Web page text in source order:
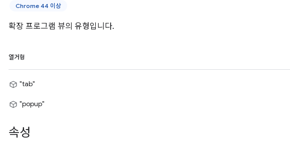
Chrome 44 이상
확장 프로그램 뷰의 유형입니다.
열거형
"tab"
"popup"
속성